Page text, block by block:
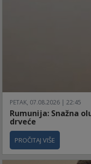
PETAK, 07.08.2026 | 22:45
Rumunija: Snažna
drveće
PROČITAJ VIŠE